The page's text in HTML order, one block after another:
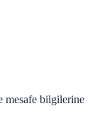
mesafe bilgilerine